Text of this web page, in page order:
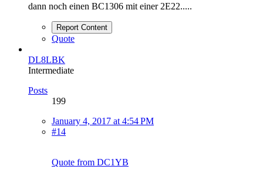
dann noch einen BC1306 mit einer 2E22.....
Report Content
Quote
DL8LBK
Intermediate
Posts
199
January 4, 2017 at 4:54 PM
#14
Quote from DC1YB